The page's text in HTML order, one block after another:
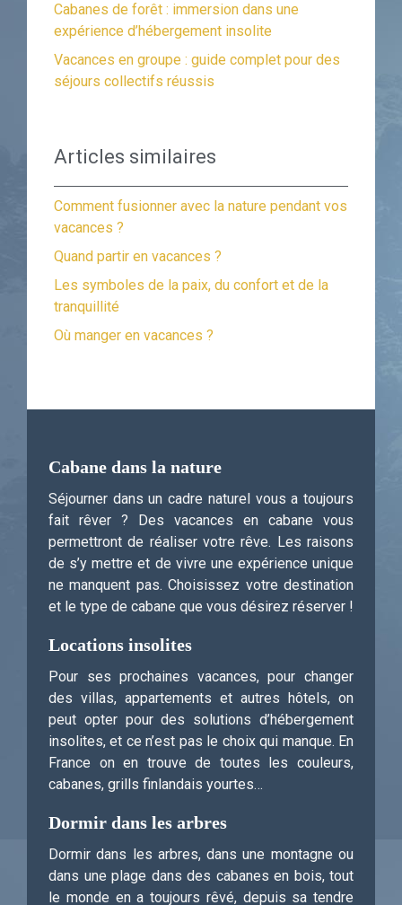
Cabanes de forêt : immersion dans une
expérience d’hébergement insolite
Vacances en groupe : guide complet pour des
séjours collectifs réussis
Articles similaires
Comment fusionner avec la nature pendant vos
vacances ?
Quand partir en vacances ?
Les symboles de la paix, du confort et de la
tranquillité
Où manger en vacances ?
Cabane dans la nature
Séjourner dans un cadre naturel vous a toujours
fait rêver ? Des vacances en cabane vous
permettront de réaliser votre rêve. Les raisons
de s’y mettre et de vivre une expérience unique
ne manquent pas. Choisissez votre destination
et le type de cabane que vous désirez réserver !
Locations insolites
Pour ses prochaines vacances, pour changer
des villas, appartements et autres hôtels, on
peut opter pour des solutions d’hébergement
insolites, et ce n’est pas le choix qui manque. En
France on en trouve de toutes les couleurs,
cabanes, grills finlandais yourtes…
Dormir dans les arbres
Dormir dans les arbres, dans une montagne ou
dans une plage dans des cabanes en bois, tout
le monde en a toujours rêvé, depuis sa tendre